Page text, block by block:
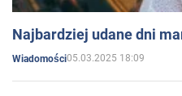
Najbardziej udane dni
Wiadomości05.03.2025 18:09